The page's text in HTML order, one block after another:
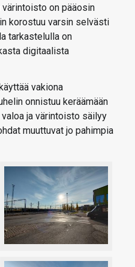
on pääosin
korostuu varsin selvästi
tarkastelulla on
digitaalista
vakiona
onnistuu keräämään
ja värintoisto säilyy
muuttuvat jo pahimpia